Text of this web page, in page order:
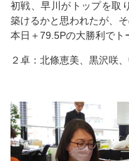
初戦、早川がトップを取
築けるかと思われたが、
本日＋79.5Pの大勝利でト
２卓：北條恵美、黒沢咲